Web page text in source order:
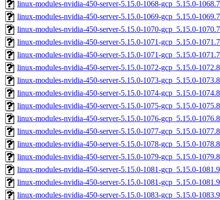
linux-modules-nvidia-450-server-5.15.0-1068-gcp_5.15.0-
linux-modules-nvidia-450-server-5.15.0-1069-gcp_5.15.0-
linux-modules-nvidia-450-server-5.15.0-1070-gcp_5.15.0-
linux-modules-nvidia-450-server-5.15.0-1071-gcp_5.15.0-
linux-modules-nvidia-450-server-5.15.0-1071-gcp_5.15.0-
linux-modules-nvidia-450-server-5.15.0-1072-gcp_5.15.0-
linux-modules-nvidia-450-server-5.15.0-1073-gcp_5.15.0-
linux-modules-nvidia-450-server-5.15.0-1074-gcp_5.15.0-
linux-modules-nvidia-450-server-5.15.0-1075-gcp_5.15.0-
linux-modules-nvidia-450-server-5.15.0-1076-gcp_5.15.0-
linux-modules-nvidia-450-server-5.15.0-1077-gcp_5.15.0-
linux-modules-nvidia-450-server-5.15.0-1078-gcp_5.15.0-
linux-modules-nvidia-450-server-5.15.0-1079-gcp_5.15.0-
linux-modules-nvidia-450-server-5.15.0-1081-gcp_5.15.0-
linux-modules-nvidia-450-server-5.15.0-1081-gcp_5.15.0-
linux-modules-nvidia-450-server-5.15.0-1083-gcp_5.15.0-